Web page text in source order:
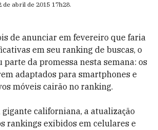
de abril de 2015 17h28.
de anunciar em fevereiro que faria
em seu ranking de buscas, o
parte da promessa nesta semana: os
adaptados para smartphones e
móveis cairão no ranking.
gigante californiana, a atualização
rankings exibidos em celulares e